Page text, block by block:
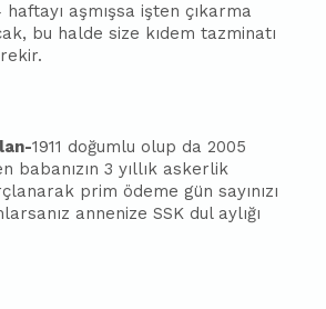
aşmışsa işten çıkarma
bu halde size kıdem tazminatı
1911 doğumlu olup da 2005
babanızın 3 yıllık askerlik
prim ödeme gün sayınızı
annenize SSK dul aylığı